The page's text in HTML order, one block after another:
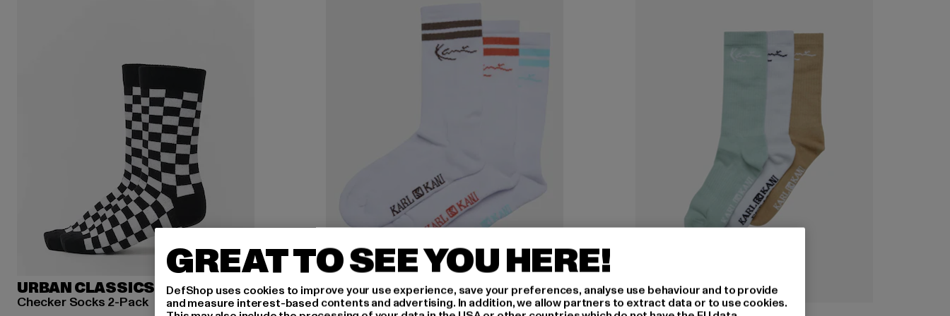
URBAN CLASSICS
Checker Socks 2-Pack
GREAT TO SEE YOU HERE!
DefShop uses cookies to improve your use experience, save your preferences, analyse use behaviour and to provide
and measure interest-based contents and advertising. In addition, we allow partners to extract data or to use cookies.